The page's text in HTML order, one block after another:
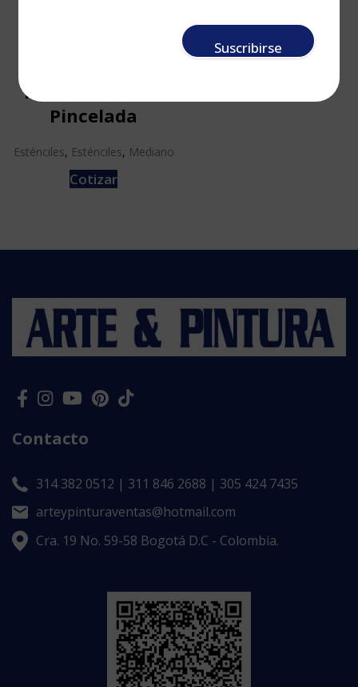
Suscribirse
Mediana Ancha
Pincelada
Esténciles, Esténciles, Mediano
Cotizar
Contacto
314 382 0512 | 311 846 2688 | 305 424 7435
arteypinturaventas@hotmail.com
Cra. 19 No. 59-58 Bogotá D.C - Colombia.